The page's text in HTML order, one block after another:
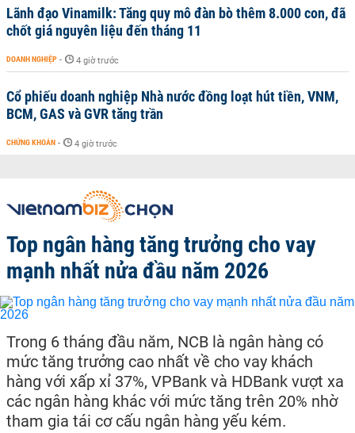
Lãnh đạo Vinamilk: Tăng quy mô đàn bò thêm 8.000 con, đã
chốt giá nguyên liệu đến tháng 11
DOANH NGHIỆP - 4 giờ trước
Cổ phiếu doanh nghiệp Nhà nước đồng loạt hút tiền, VNM,
BCM, GAS và GVR tăng trần
CHỨNG KHOÁN - 4 giờ trước
Top ngân hàng tăng trưởng cho vay
mạnh nhất nửa đầu năm 2026
Trong 6 tháng đầu năm, NCB là ngân hàng có
mức tăng trưởng cao nhất về cho vay khách
hàng với xấp xỉ 37%, VPBank và HDBank vượt xa
các ngân hàng khác với mức tăng trên 20% nhờ
tham gia tái cơ cấu ngân hàng yếu kém.